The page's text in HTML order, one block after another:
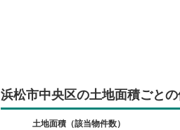
浜松市中央区の土地面積ごと
土地面積（該当物件数）